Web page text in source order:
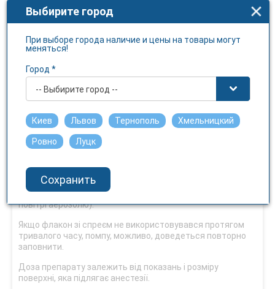
Температура хранения
не выше 25 С
Чуствительность к свету
Фармакотерапевтична група
Спосіб застосування та дози
Для зовнішнього застосування.
Зніміть ковпачок, приєднайте клапан-дозатор і перед
першим застосуванням заповніть помпу флакону
розчином (натисніть кілька разів на помпу до появи у
повітрі аерозолю).
Якщо флакон зі спреєм не використовувався протягом
тривалого часу, помпу, можливо, доведеться повторно
заповнити.
Доза препарату залежить від показань і розміру
поверхні, яка підлягає анестезії.
Выбирите город
При выборе города наличие и цены на товары могут
меняться!
Город *
-- Выбирите город --
Киев Львов Тернополь Хмельницкий
Ровно Луцк
Сохранить